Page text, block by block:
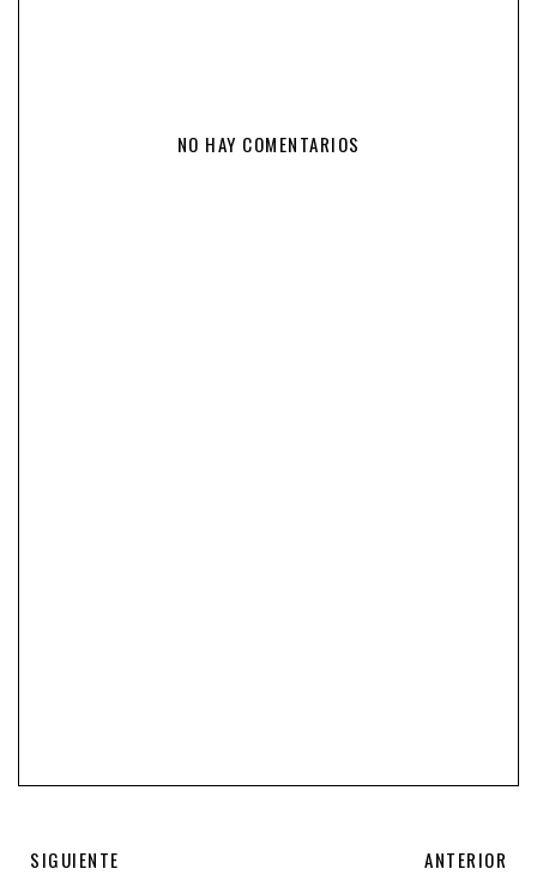
NO HAY COMENTARIOS
SIGUIENTE ANTERIOR